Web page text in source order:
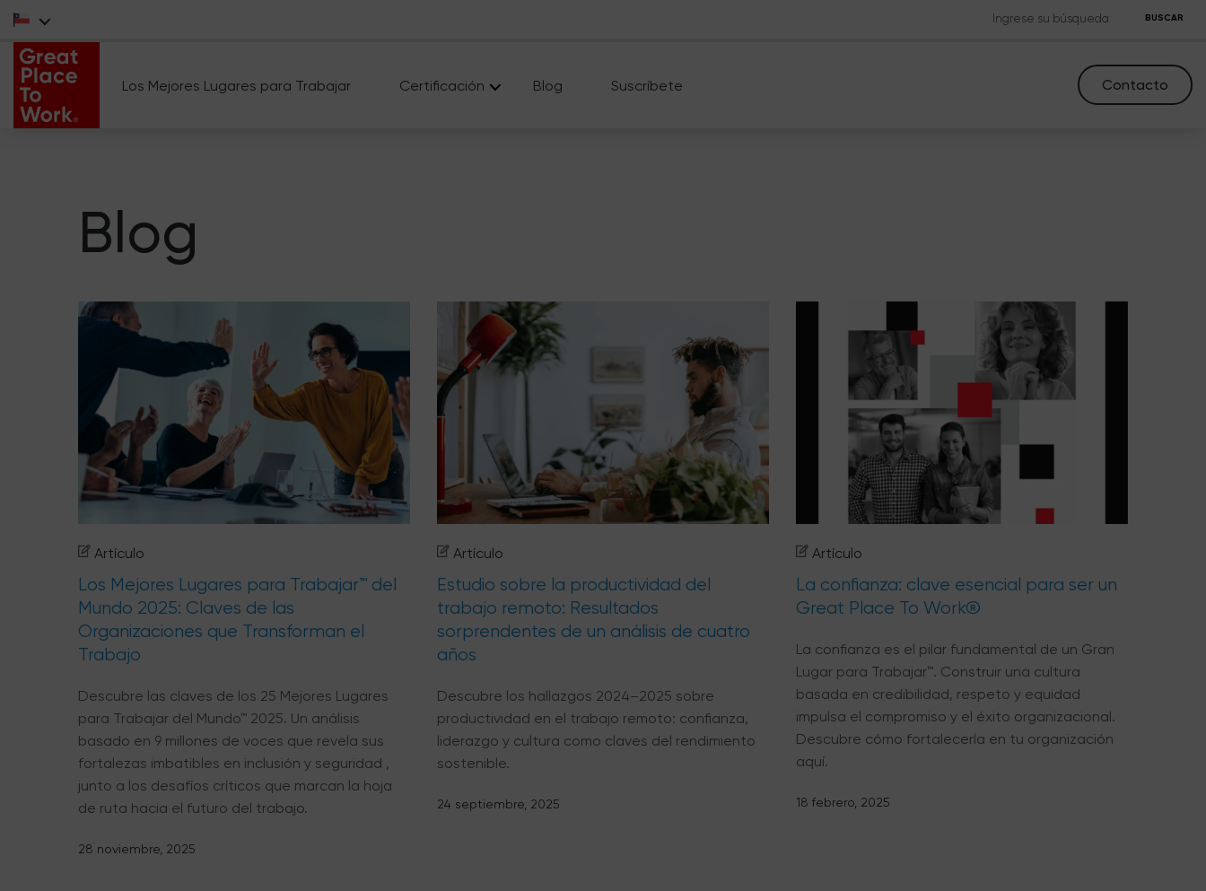
BUSCAR
Los Mejores Lugares para Trabajar Certificación Blog Suscríbete Contacto
Blog
Artículo
Los Mejores Lugares para Trabajar™ del
Mundo 2025: Claves de las
Organizaciones que Transforman el
Trabajo
Descubre las claves de los 25 Mejores Lugares
para Trabajar del Mundo™ 2025. Un análisis
basado en 9 millones de voces que revela sus
fortalezas imbatibles en inclusión y seguridad ,
junto a los desafíos críticos que marcan la hoja
de ruta hacia el futuro del trabajo.
28 noviembre, 2025
Artículo
Estudio sobre la productividad del
trabajo remoto: Resultados
sorprendentes de un análisis de cuatro
años
Descubre los hallazgos 2024–2025 sobre
productividad en el trabajo remoto: confianza,
liderazgo y cultura como claves del rendimiento
sostenible.
24 septiembre, 2025
Artículo
La confianza: clave esencial para ser un
Great Place To Work®
La confianza es el pilar fundamental de un Gran
Lugar para Trabajar™. Construir una cultura
basada en credibilidad, respeto y equidad
impulsa el compromiso y el éxito organizacional.
Descubre cómo fortalecerla en tu organización
aquí.
18 febrero, 2025